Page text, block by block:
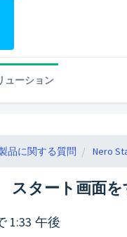
ューション
品に関する質問 Nero
スタート画面
1:33 午後